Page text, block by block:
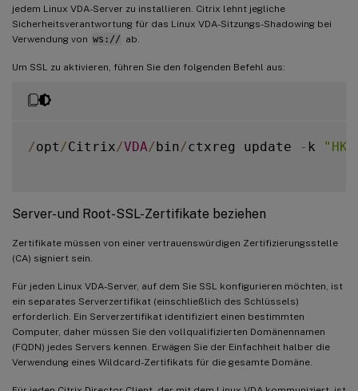
jedem Linux VDA-Server zu installieren. Citrix lehnt jegliche
Sicherheitsverantwortung für das Linux VDA-Sitzungs-Shadowing bei
Verwendung von ws:// ab.
Um SSL zu aktivieren, führen Sie den folgenden Befehl aus:
/opt /Citrix/VDA/bin/ctxreg update - k
Server- und Root-SSL-Zertifikate beziehen
Zertifikate müssen von einer vertrauenswürdigen Zertifizierungsstelle
(CA) signiert sein.
Für jeden Linux VDA-Server, auf dem Sie SSL konfigurieren möchten, ist
ein separates Serverzertifikat (einschließlich des Schlüssels)
erforderlich. Ein Serverzertifikat identifiziert einen bestimmten
Computer, daher müssen Sie den vollqualifizierten Domänennamen
(FQDN) jedes Servers kennen. Erwägen Sie der Einfachheit halber die
Verwendung eines Wildcard-Zertifikats für die gesamte Domäne.